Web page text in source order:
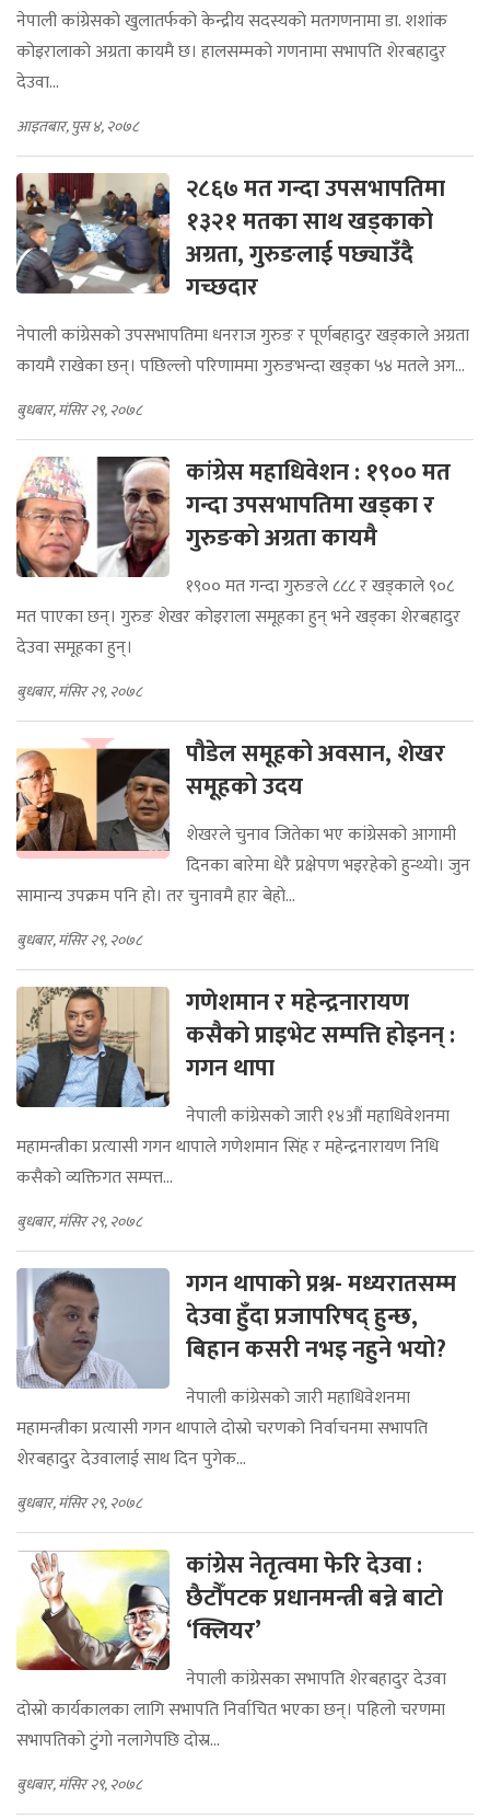
नेपाली कांग्रेसको खुलातर्फको केन्द्रीय सदस्यको मतगणनामा डा. शशांक
कोइरालाको अग्रता कायमै छ। हालसम्मको गणनामा सभापति शेरबहादुर
देउवा...
आइतबार, पुस ४, २०७८
२८६७ मत गन्दा उपसभापतिमा
१३२१ मतका साथ खड्काको
अग्रता, गुरुङलाई पछ्याउँदै
गच्छदार
नेपाली कांग्रेसको उपसभापतिमा धनराज गुरुङ र पूर्णबहादुर खड्काले अग्रता
कायमै राखेका छन्। पछिल्लो परिणाममा गुरुङभन्दा खड्का ५४ मतले अग...
बुधबार, मंसिर २९, २०७८
कांग्रेस महाधिवेशन : १९०० मत
गन्दा उपसभापतिमा खड्का र
गुरुङको अग्रता कायमै
१९०० मत गन्दा गुरुङले ८८८ र खड्काले ९०८
मत पाएका छन्। गुरुङ शेखर कोइराला समूहका हुन् भने खड्का शेरबहादुर
देउवा समूहका हुन्।
बुधबार, मंसिर २९, २०७८
पौडेल समूहको अवसान, शेखर
समूहको उदय
शेखरले चुनाव जितेका भए कांग्रेसको आगामी
दिनका बारेमा धेरै प्रक्षेपण भइरहेको हुन्थ्यो। जुन
सामान्य उपक्रम पनि हो। तर चुनावमै हार बेहो...
बुधबार, मंसिर २९, २०७८
गणेशमान र महेन्द्रनारायण
कसैको प्राइभेट सम्पत्ति होइनन् :
गगन थापा
नेपाली कांग्रेसको जारी १४औं महाधिवेशनमा
महामन्त्रीका प्रत्यासी गगन थापाले गणेशमान सिंह र महेन्द्रनारायण निधि
कसैको व्यक्तिगत सम्पत्त...
बुधबार, मंसिर २९, २०७८
गगन थापाको प्रश्न- मध्यरातसम्म
देउवा हुँदा प्रजापरिषद् हुन्छ,
बिहान कसरी नभइ नहुने भयो?
नेपाली कांग्रेसको जारी महाधिवेशनमा
महामन्त्रीका प्रत्यासी गगन थापाले दोस्रो चरणको निर्वाचनमा सभापति
शेरबहादुर देउवालाई साथ दिन पुगेक...
बुधबार, मंसिर २९, २०७८
कांग्रेस नेतृत्वमा फेरि देउवा :
छैटौँपटक प्रधानमन्त्री बन्ने बाटो
‘क्लियर’
नेपाली कांग्रेसका सभापति शेरबहादुर देउवा
दोस्रो कार्यकालका लागि सभापति निर्वाचित भएका छन्। पहिलो चरणमा
सभापतिको टुंगो नलागेपछि दोस्र...
बुधबार, मंसिर २९, २०७८